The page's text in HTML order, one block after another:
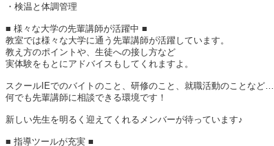
・検温と体調管理
■ 様々な大学の先輩講師が活躍中 ■
教室では様々な大学に通う先輩講師が活躍しています。
教え方のポイントや、生徒への接し方など
実体験をもとにアドバイスもしてくれますよ。
スクールIEでのバイトのこと、研修のこと、就職活動のことなど…
何でも先輩講師に相談できる環境です！
新しい先生を明るく迎えてくれるメンバーが待っています♪
■ 指導ツールが充実 ■